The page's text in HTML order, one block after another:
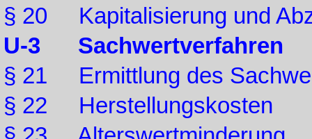
§ 20 Kapitalisierung und
U-3 Sachwertverfahren
§ 21 Ermittlung des
§ 22 Herstellungskosten